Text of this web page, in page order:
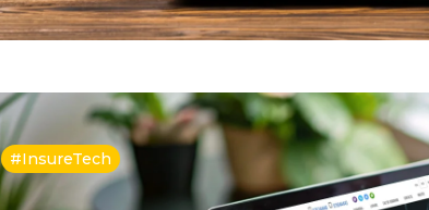
#InsureTech